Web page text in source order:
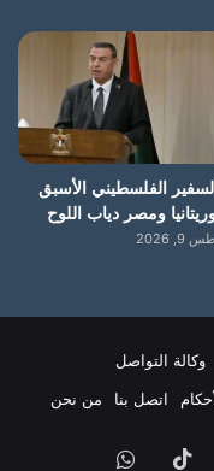
الفلسطيني الأسبق
ومصر دياب اللوح
2026
اتصل بنا من نحن
‫TikTokواتساب